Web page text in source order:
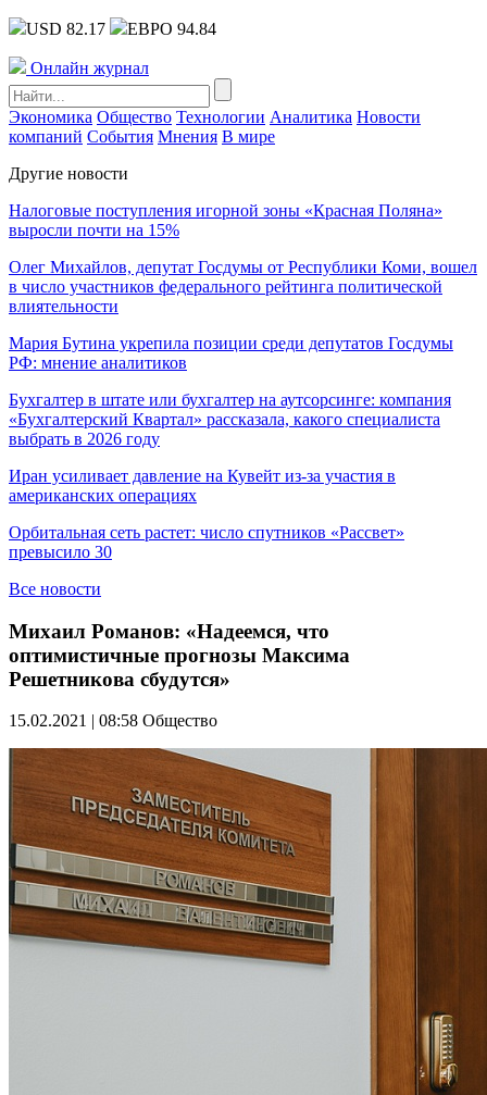
USD 82.17 ЕВРО 94.84
Онлайн журнал
Экономика Общество Технологии Аналитика Новости
компаний События Мнения В мире
Другие новости
Налоговые поступления игорной зоны «Красная Поляна»
выросли почти на 15%
Олег Михайлов, депутат Госдумы от Республики Коми, вошел
в число участников федерального рейтинга политической
влиятельности
Мария Бутина укрепила позиции среди депутатов Госдумы
РФ: мнение аналитиков
Бухгалтер в штате или бухгалтер на аутсорсинге: компания
«Бухгалтерский Квартал» рассказала, какого специалиста
выбрать в 2026 году
Иран усиливает давление на Кувейт из-за участия в
американских операциях
Орбитальная сеть растет: число спутников «Рассвет»
превысило 30
Все новости
Михаил Романов: «Надеемся, что
оптимистичные прогнозы Максима
Решетникова сбудутся»
15.02.2021 | 08:58 Общество